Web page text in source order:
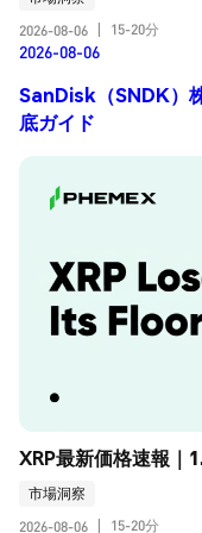
2026-08-06
15-20分
2026-08-06
SanDisk（SNDK）
底ガイド
XRP最新価格速報｜
市場洞察
2026-08-06
15-20分